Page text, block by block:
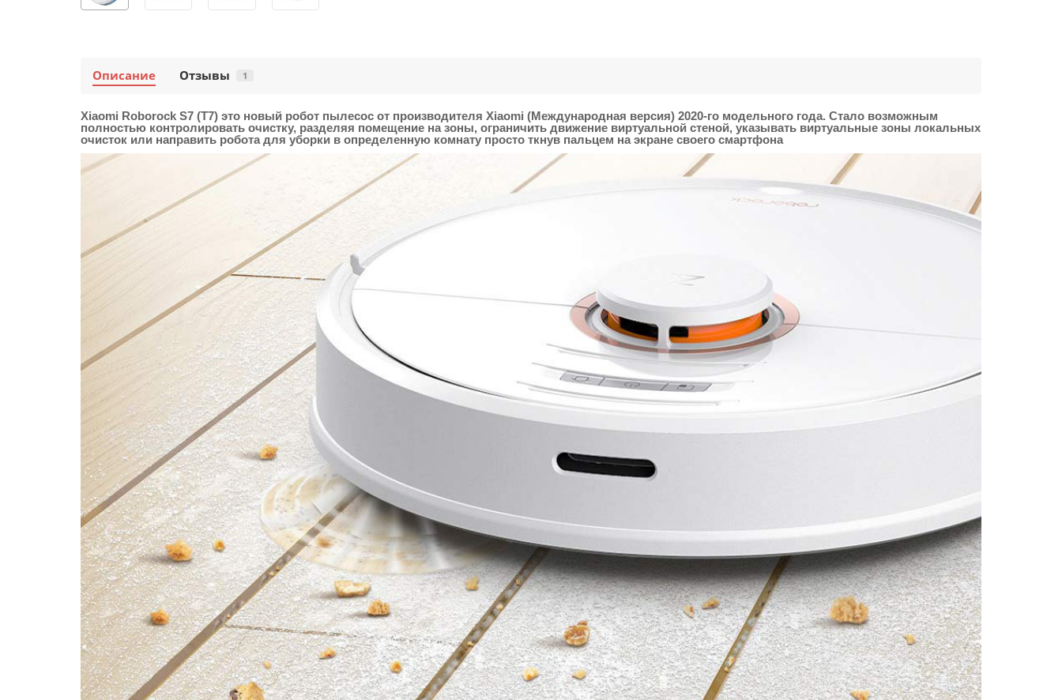
Описание Отзывы 1
Xiaomi Roborock S7 (T7) это новый робот пылесос от производителя Xiaomi (Международная версия) 2020-го модельного года. Стало возможным
полностью контролировать очистку, разделяя помещение на зоны, ограничить движение виртуальной стеной, указывать виртуальные зоны локальных
очисток или направить робота для уборки в определенную комнату просто ткнув пальцем на экране своего смартфона